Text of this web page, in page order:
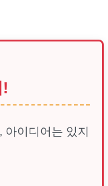
아이디어는 있지